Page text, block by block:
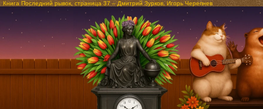
Книга Последний рывок, страница 37 – Дмитрий Зурков, Игорь Черепнев